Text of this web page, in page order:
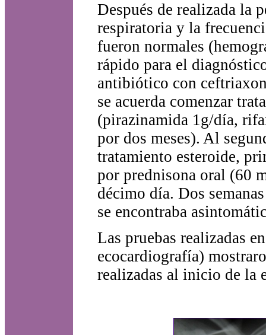
Después de realizada la
respiratoria y la
fueron normales
rápido para el
antibiótico con
se acuerda comenzar
(pirazinamida 1g/día,
por dos meses). Al
tratamiento esteroide,
por prednisona oral (60
décimo día. Dos
se encontraba
Las pruebas realizadas
ecocardiografía)
realizadas al inicio de la